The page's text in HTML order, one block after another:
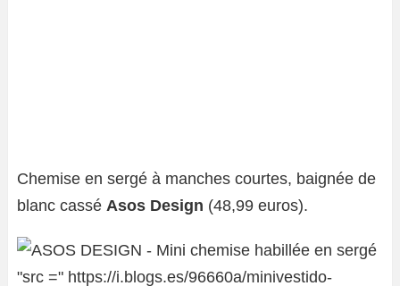
Chemise en sergé à manches courtes, baignée de
blanc cassé Asos Design (48,99 euros).